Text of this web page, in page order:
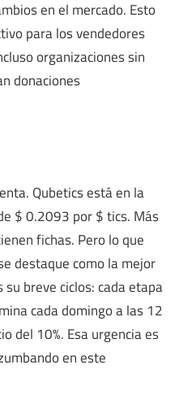
en el mercado. Esto
para los vendedores
organizaciones sin
donaciones
Qubetics está en la
$ 0.2093 por $ tics. Más
fichas. Pero lo que
destaque como la mejor
breve ciclos: cada etapa
cada domingo a las 12
del 10%. Esa urgencia es
en este